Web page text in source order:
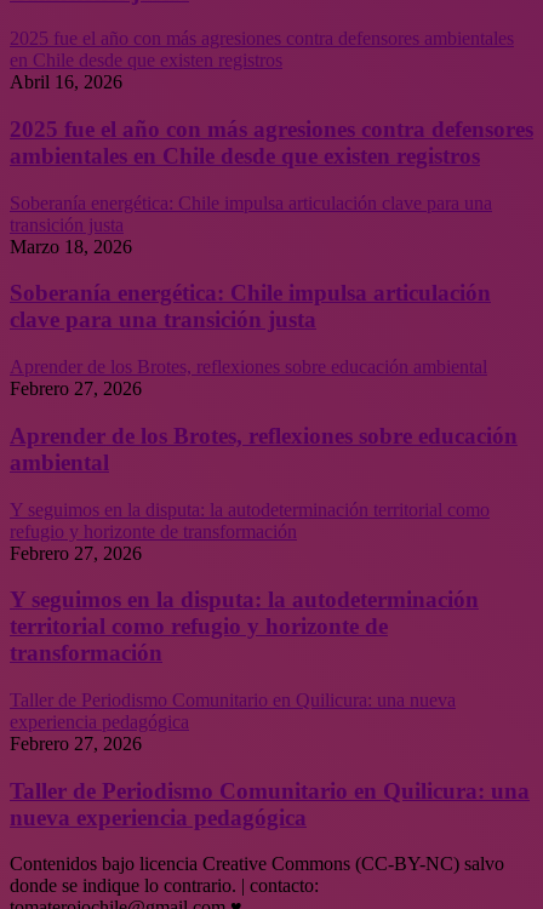
2025 fue el año con más agresiones contra defensores ambientales
en Chile desde que existen registros
Abril 16, 2026
2025 fue el año con más agresiones contra defensores
ambientales en Chile desde que existen registros
Soberanía energética: Chile impulsa articulación clave para una
transición justa
Marzo 18, 2026
Soberanía energética: Chile impulsa articulación
clave para una transición justa
Aprender de los Brotes, reflexiones sobre educación ambiental
Febrero 27, 2026
Aprender de los Brotes, reflexiones sobre educación
ambiental
Y seguimos en la disputa: la autodeterminación territorial como
refugio y horizonte de transformación
Febrero 27, 2026
Y seguimos en la disputa: la autodeterminación
territorial como refugio y horizonte de
transformación
Taller de Periodismo Comunitario en Quilicura: una nueva
experiencia pedagógica
Febrero 27, 2026
Taller de Periodismo Comunitario en Quilicura: una
nueva experiencia pedagógica
Contenidos bajo licencia Creative Commons (CC-BY-NC) salvo
donde se indique lo contrario. | contacto: